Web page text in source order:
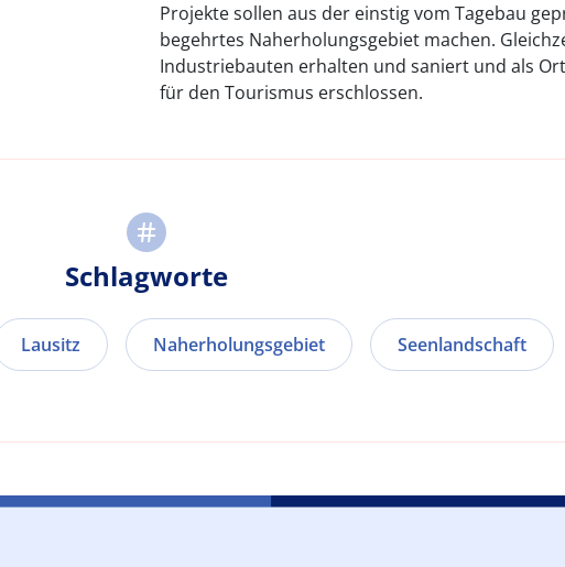
Projekte sollen aus der einstig vom Tagebau
begehrtes Naherholungsgebiet machen.
Industriebauten erhalten und saniert und als
für den Tourismus erschlossen.
Schlagworte
Lausitz Naherholungsgebiet Seenlandschaft